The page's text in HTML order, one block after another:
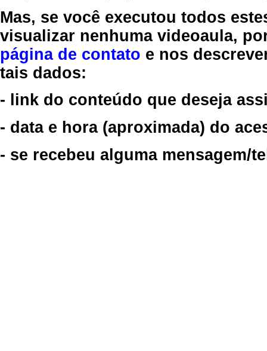
Mas, se você executou todos
visualizar nenhuma videoaula,
página de contato e nos
tais dados:
- link do conteúdo que deseja
- data e hora (aproximada) do
- se recebeu alguma mensagem/